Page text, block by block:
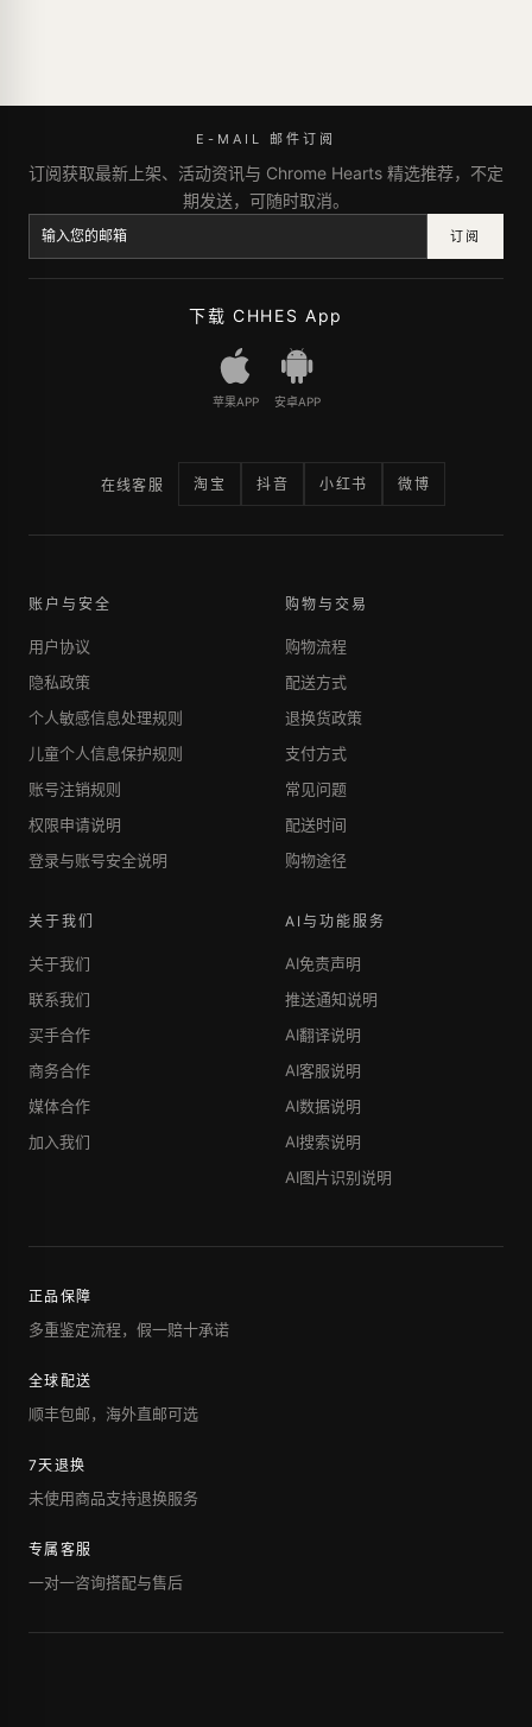
E-MAIL 邮件订阅
订阅获取最新上架、活动资讯与 Chrome Hearts 精选推荐，不定
期发送，可随时取消。
订阅
下载 CHHES App
苹果APP 安卓APP
在线客服 淘宝 抖音 小红书 微博
账户与安全
用户协议
隐私政策
个人敏感信息处理规则
儿童个人信息保护规则
账号注销规则
权限申请说明
登录与账号安全说明
购物与交易
购物流程
配送方式
退换货政策
支付方式
常见问题
配送时间
购物途径
关于我们
关于我们
联系我们
买手合作
商务合作
媒体合作
加入我们
AI与功能服务
AI免责声明
推送通知说明
AI翻译说明
AI客服说明
AI数据说明
AI搜索说明
AI图片识别说明
正品保障
多重鉴定流程，假一赔十承诺
全球配送
顺丰包邮，海外直邮可选
7天退换
未使用商品支持退换服务
专属客服
一对一咨询搭配与售后